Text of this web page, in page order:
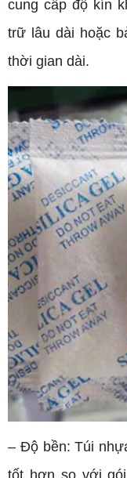
cung cấp độ kín
trữ lâu dài hoặc
thời gian dài.
– Độ bền: Túi
tốt hơn so với